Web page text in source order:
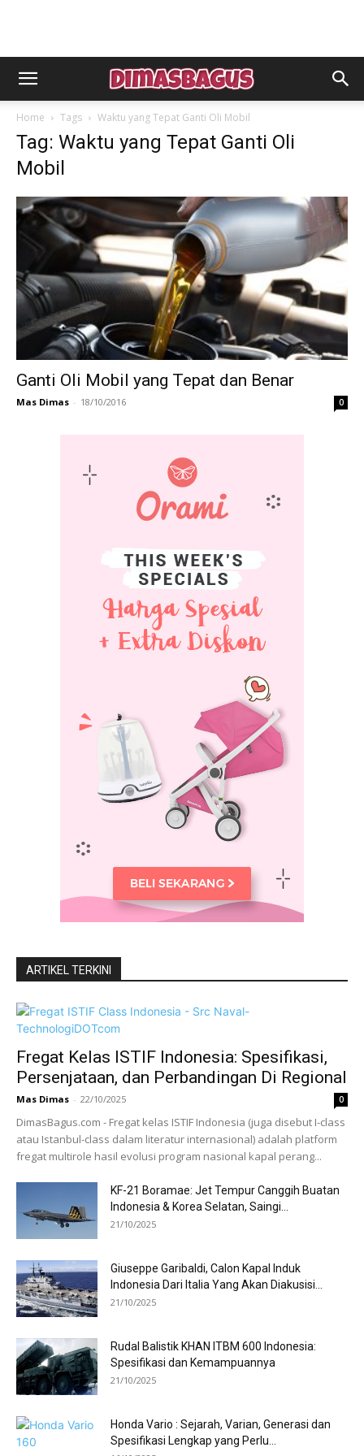
Home Tags Waktu yang Tepat Ganti Oli Mobil
Tag: Waktu yang Tepat Ganti Oli
Mobil
Ganti Oli Mobil yang Tepat dan Benar
Mas Dimas - 18/10/2016 0
ARTIKEL TERKINI
Fregat Kelas ISTIF Indonesia: Spesifikasi,
Persenjataan, dan Perbandingan Di Regional
Mas Dimas - 22/10/2025 0
DimasBagus.com - Fregat kelas ISTIF Indonesia (juga disebut I-class
atau Istanbul-class dalam literatur internasional) adalah platform
fregat multirole hasil evolusi program nasional kapal perang...
KF-21 Boramae: Jet Tempur Canggih Buatan
Indonesia & Korea Selatan, Saingi...
21/10/2025
Giuseppe Garibaldi, Calon Kapal Induk
Indonesia Dari Italia Yang Akan Diakusisi...
21/10/2025
Rudal Balistik KHAN ITBM 600 Indonesia:
Spesifikasi dan Kemampuannya
21/10/2025
Honda Vario : Sejarah, Varian, Generasi dan
Spesifikasi Lengkap yang Perlu...